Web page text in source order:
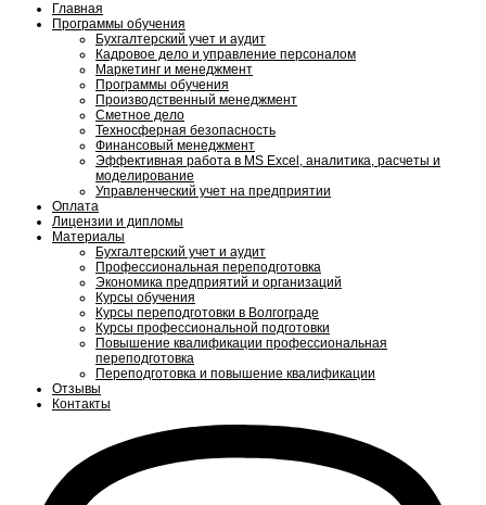
Главная
Программы обучения
Бухгалтерский учет и аудит
Кадровое дело и управление персоналом
Маркетинг и менеджмент
Программы обучения
Производственный менеджмент
Сметное дело
Техносферная безопасность
Финансовый менеджмент
Эффективная работа в MS Excel, аналитика, расчеты и
моделирование
Управленческий учет на предприятии
Оплата
Лицензии и дипломы
Материалы
Бухгалтерский учет и аудит
Профессиональная переподготовка
Экономика предприятий и организаций
Курсы обучения
Курсы переподготовки в Волгограде
Курсы профессиональной подготовки
Повышение квалификации профессиональная
переподготовка
Переподготовка и повышение квалификации
Отзывы
Контакты